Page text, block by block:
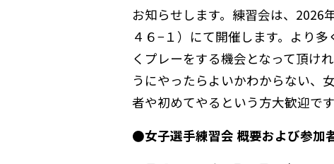
お知らせします。練習会は、 2026
４６−１ ） にて開催します。 より多
くプレーをする機会となって頂け
うにやったらよいかわからない、
者や初めてやるという方大歓迎です
●女子選手練習会 概要および参加